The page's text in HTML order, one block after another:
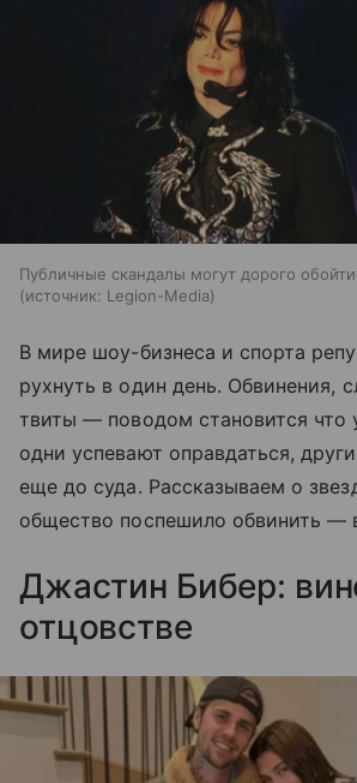
Публичные скандалы могут дорого
источник: Legion-Media
В мире шоу-бизнеса и спорта
рухнуть в один день. Обвинения,
твиты — поводом становится что
одни успевают оправдаться,
еще до суда. Рассказываем о
общество поспешило обвинить —
Джастин Бибер:
отцовстве